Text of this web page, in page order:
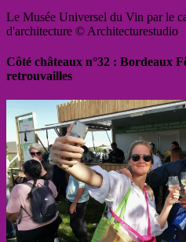
Le Musée Universel du Vin par le
d'architecture © Architecturestudio
Côté châteaux n°32 : Bordeaux
retrouvailles